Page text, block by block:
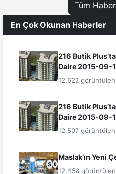
Tüm
En Çok Okunan Haberler
216 Butik
Daire 2015-09-
12,622
216 Butik
Daire 2015-09-
12,507
Maslak’ın Yeni
12,458